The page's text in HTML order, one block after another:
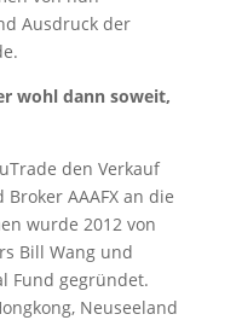
Ausdruck der
wohl dann soweit,
den Verkauf
AAAFX an die
wurde 2012 von
Bill Wang und
Fund gegründet.
Neuseeland